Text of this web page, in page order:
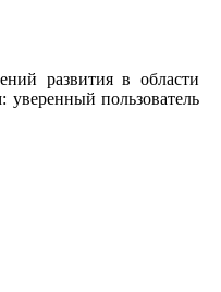
развития в области
пользователь